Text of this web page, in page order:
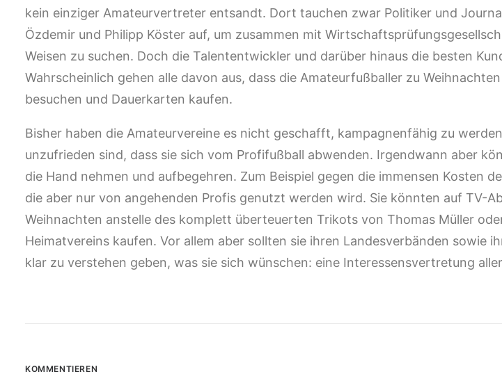
kein einziger Amateurvertreter entsandt. Dort tauchen zwar Politiker und
Özdemir und Philipp Köster auf, um zusammen mit
Weisen zu suchen. Doch die Talententwickler und darüber hinaus die besten
Wahrscheinlich gehen alle davon aus, dass die Amateurfußballer zu
besuchen und Dauerkarten kaufen.
Bisher haben die Amateurvereine es nicht geschafft, kampagnenfähig zu
unzufrieden sind, dass sie sich vom Profifußball abwenden. Irgendwann aber
die Hand nehmen und aufbegehren. Zum Beispiel gegen die immensen Kosten
die aber nur von angehenden Profis genutzt werden wird. Sie könnten auf TV-
Weihnachten anstelle des komplett überteuerten Trikots von Thomas Müller
Heimatvereins kaufen. Vor allem aber sollten sie ihren Landesverbänden sowie
klar zu verstehen geben, was sie sich wünschen: eine Interessensvertretung
KOMMENTIEREN